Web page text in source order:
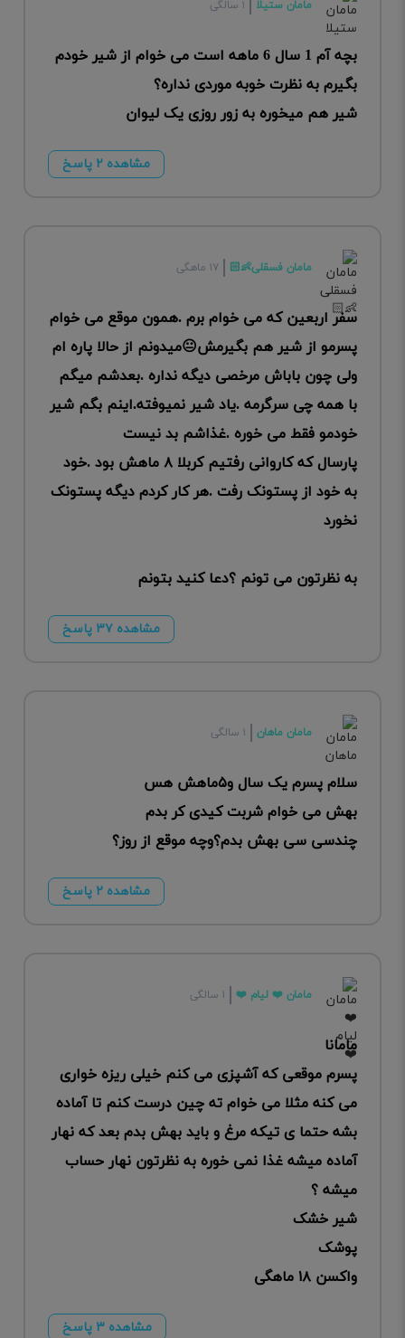
مامان ستیلا ۱ سالگی
بچه آم 1 سال 6 ماهه است می خوام از شیر خودم
بگیرم به نظرت خوبه موردی نداره؟
شیر هم میخوره به زور روزی یک لیوان
مشاهده ۲ پاسخ
مامان فسقلی👶🏻 ۱۷ ماهگی
سفر اربعین که می خوام برم .همون موقع می خوام
پسرمو از شیر هم بگیرمش😐میدونم از حالا پاره ام
ولی چون باباش مرخصی دیگه نداره .بعدشم میگم
با همه چی سرگرمه ‌.یاد شیر نمیوفته.اینم بگم شیر
خودمو فقط می خوره .غذاشم بد نیست
پارسال که کاروانی رفتیم کربلا ۸ ماهش بود .خود
به خود از پستونک رفت .هر کار کردم دیگه پستونک
نخورد
به نظرتون می تونم ؟دعا کنید بتونم
مشاهده ۳۷ پاسخ
مامان ماهان ۱ سالگی
سلام پسرم یک سال و۵ماهش هس
بهش می خوام شربت کیدی کر بدم
چندسی سی بهش بدم؟وچه موقع از روز؟
مشاهده ۲ پاسخ
مامان ❤️ لیام ❤️ ۱ سالگی
مامانا
پسرم موقعی که آشپزی می کنم خیلی ریزه خواری
می کنه مثلا می خوام ته چین درست کنم تا آماده
بشه حتما ی تیکه مرغ و باید بهش بدم بعد که نهار
آماده میشه غذا نمی خوره به نظرتون نهار حساب
میشه ؟
شیر خشک
پوشک
واکسن ۱۸ ماهگی
مشاهده ۳ پاسخ